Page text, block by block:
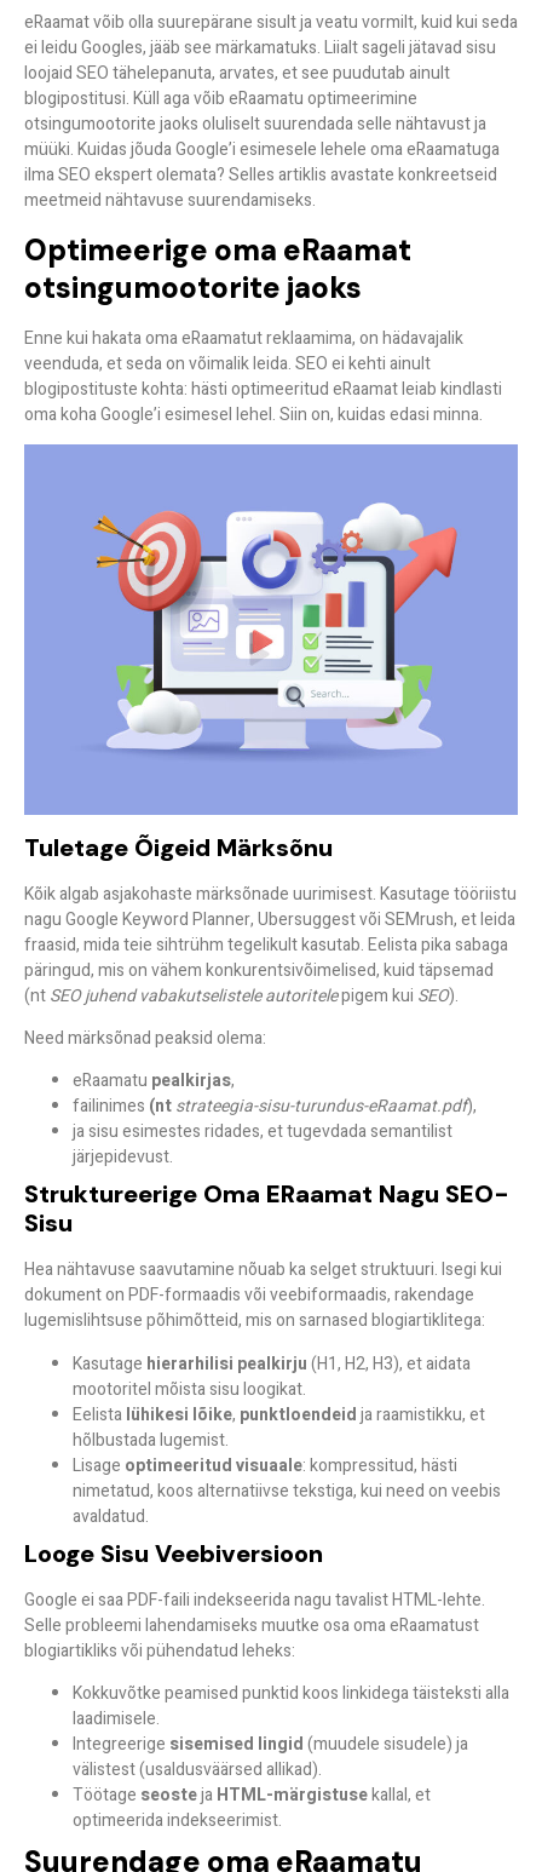
eRaamat võib olla suurepärane sisult ja veatu vormilt, kuid kui seda
ei leidu Googles, jääb see märkamatuks. Liialt sageli jätavad sisu
loojaid SEO tähelepanuta, arvates, et see puudutab ainult
blogipostitusi. Küll aga võib eRaamatu optimeerimine
otsingumootorite jaoks oluliselt suurendada selle nähtavust ja
müüki. Kuidas jõuda Google’i esimesele lehele oma eRaamatuga
ilma SEO ekspert olemata? Selles artiklis avastate konkreetseid
meetmeid nähtavuse suurendamiseks.
Optimeerige oma eRaamat
otsingumootorite jaoks
Enne kui hakata oma eRaamatut reklaamima, on hädavajalik
veenduda, et seda on võimalik leida. SEO ei kehti ainult
blogipostituste kohta: hästi optimeeritud eRaamat leiab kindlasti
oma koha Google’i esimesel lehel. Siin on, kuidas edasi minna.
Tuletage Õigeid Märksõnu
Kõik algab asjakohaste märksõnade uurimisest. Kasutage tööriistu
nagu Google Keyword Planner, Ubersuggest või SEMrush, et leida
fraasid, mida teie sihtrühm tegelikult kasutab. Eelista pika sabaga
päringud, mis on vähem konkurentsivõimelised, kuid täpsemad
(ntSEO juhend vabakutselistele autoritelepigem kui SEO).
Need märksõnad peaksid olema:
eRaamatu pealkirjas,
failinimes (ntstrateegia-sisu-turundus-eRaamat.pdf),
ja sisu esimestes ridades, et tugevdada semantilist
järjepidevust.
Struktureerige Oma ERaamat Nagu SEO-
Sisu
Hea nähtavuse saavutamine nõuab ka selget struktuuri. Isegi kui
dokument on PDF-formaadis või veebiformaadis, rakendage
lugemislihtsuse põhimõtteid, mis on sarnased blogiartiklitega:
Kasutage hierarhilisi pealkirju(H1, H2, H3), et aidata
mootoritel mõista sisu loogikat.
Eelistalühikesi lõike, punktloendeidja raamistikku, et
hõlbustada lugemist.
Lisage optimeeritud visuaale: kompressitud, hästi
nimetatud, koos alternatiivse tekstiga, kui need on veebis
avaldatud.
Looge Sisu Veebiversioon
Google ei saa PDF-faili indekseerida nagu tavalist HTML-lehte.
Selle probleemi lahendamiseks muutke osa oma eRaamatust
blogiartikliksvõipühendatud leheks:
Kokkuvõtke peamised punktid koos linkidega täisteksti alla
laadimisele.
Integreerige sisemised lingid(muudele sisudele) ja
välistest (usaldusväärsed allikad).
Töötage seostejaHTML-märgistusekallal, et
optimeerida indekseerimist.
Suurendage oma eRaamatu